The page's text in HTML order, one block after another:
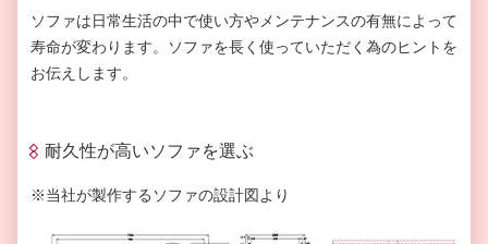
ソファは日常生活の中で使い方やメンテナンスの有無によって
寿命が変わります。ソファを長く使っていただく為のヒントを
お伝えします。
耐久性が高いソファを選ぶ
※当社が製作するソファの設計図より